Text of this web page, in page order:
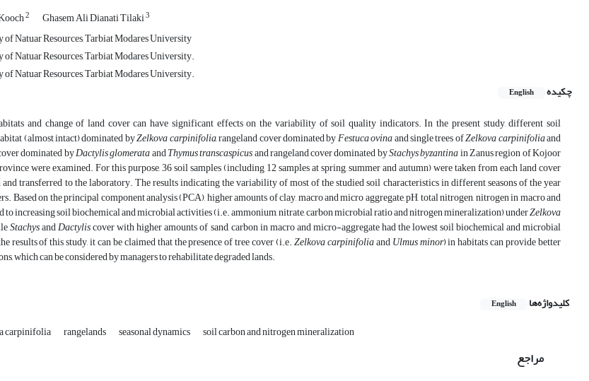
2 Ghasem Ali Dianati Tilaki3
of Natuar Resources, Tarbiat Modares University
of Natuar Resources, Tarbiat Modares University.
of Natuar Resources, Tarbiat Modares University.
چکیده
English
and change of land cover can have significant effects on the variability of soil quality indicators. In the present study, different soil
(almost intact) dominated byZelkova carpinifolia, rangeland cover dominated byFestuca ovinaand single trees ofZelkova carpinifoliaand
dominated byDactylis glomerataandThymus transcaspicusand rangeland cover dominated byStachys byzantinain Zanus region of Kojoor
were examined. For this purpose, 36 soil samples (including 12 samples at spring, summer and autumn) were taken from each land cover
transferred to the laboratory. The results indicating the variability of most of the studied soil characteristics in different seasons of the year
Based on the principal component analysis (PCA), higher amounts of clay, macro and micro aggregate, pH, total nitrogen, nitrogen in macro and
to increasing soil biochemical and microbial activities (i.e. ammonium, nitrate, carbon microbial ratio and nitrogen mineralization) underZelkova
StachysandDactyliscover with higher amounts of sand, carbon in macro and micro-aggregate had the lowest soil biochemical and microbial
results of this study, it can be claimed that the presence of tree cover (i.e.Zelkova carpinifoliaandUlmus minor) in habitats can provide better
which can be considered by managers to rehabilitate degraded lands.
کلیدواژه‌ها English
carpinifolia rangelands seasonal dynamics soil carbon and nitrogen mineralization
مراجع